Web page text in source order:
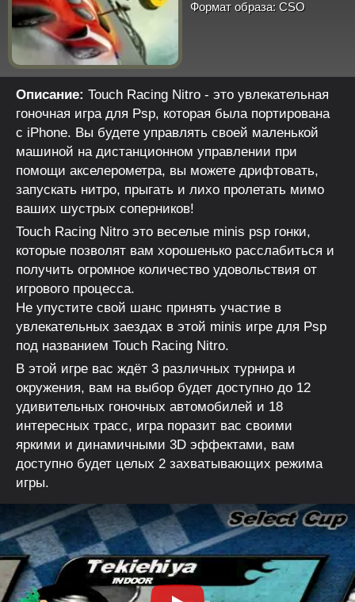
Формат образа: CSO
Описание: Touch Racing Nitro - это увлекательная
гоночная игра для Psp, которая была портирована
с iPhone. Вы будете управлять своей маленькой
машиной на дистанционном управлении при
помощи акселерометра, вы можете дрифтовать,
запускать нитро, прыгать и лихо пролетать мимо
ваших шустрых соперников!
Touch Racing Nitro это веселые minis psp гонки,
которые позволят вам хорошенько расслабиться и
получить огромное количество удовольствия от
игрового процесса.
Не упустите свой шанс принять участие в
увлекательных заездах в этой minis игре для Psp
под названием Touch Racing Nitro.
В этой игре вас ждёт 3 различных турнира и
окружения, вам на выбор будет доступно до 12
удивительных гоночных автомобилей и 18
интересных трасс, игра поразит вас своими
яркими и динамичными 3D эффектами, вам
доступно будет целых 2 захватывающих режима
игры.